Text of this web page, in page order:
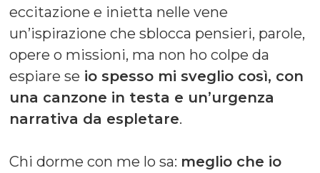
eccitazione e inietta nelle vene
un’ispirazione che sblocca pensieri, parole,
opere o missioni, ma non ho colpe da
espiare se io spesso mi sveglio così, con
una canzone in testa e un’urgenza
narrativa da espletare.
Chi dorme con me lo sa: meglio che io